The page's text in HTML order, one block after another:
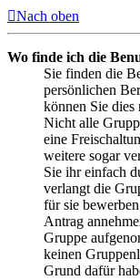
Nach oben
Wo finde ich die
Sie finden die
persönlichen
können Sie dies
Nicht alle
eine
weitere sogar
Sie ihr einfach
verlangt die
für sie
Antrag
Gruppe
keinen
Grund dafür